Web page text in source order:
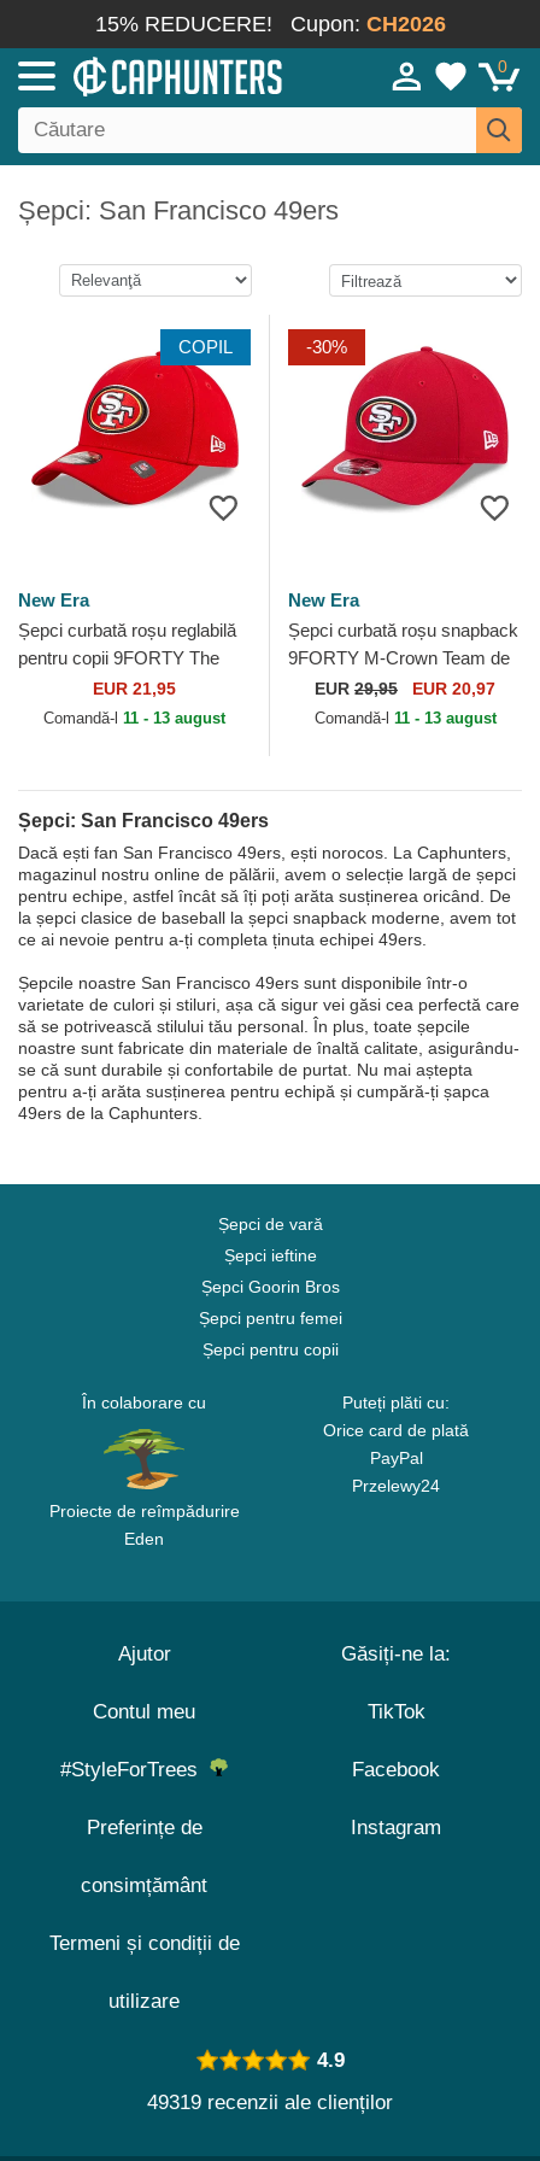
15% REDUCERE! Cupon: CH2026
0
Șepci: San Francisco 49ers
COPIL
New Era
Șepci curbată roșu reglabilă
pentru copii 9FORTY The
League de San Francisco
49ers NFL de New Era
EUR 21,95
Comandă-l 11 - 13 august
-30%
New Era
Șepci curbată roșu snapback
9FORTY M-Crown Team de
San Francisco 49ers NFL de
New Era
EUR 29,95 EUR 20,97
Comandă-l 11 - 13 august
Șepci: San Francisco 49ers
Dacă ești fan San Francisco 49ers, ești norocos. La Caphunters,
magazinul nostru online de pălării, avem o selecție largă de șepci
pentru echipe, astfel încât să îți poți arăta susținerea oricând. De
la șepci clasice de baseball la șepci snapback moderne, avem tot
ce ai nevoie pentru a-ți completa ținuta echipei 49ers.
Șepcile noastre San Francisco 49ers sunt disponibile într-o
varietate de culori și stiluri, așa că sigur vei găsi cea perfectă care
să se potrivească stilului tău personal. În plus, toate șepcile
noastre sunt fabricate din materiale de înaltă calitate, asigurându-
se că sunt durabile și confortabile de purtat. Nu mai aștepta
pentru a-ți arăta susținerea pentru echipă și cumpără-ți șapca
49ers de la Caphunters.
Șepci de vară
Șepci ieftine
Șepci Goorin Bros
Șepci pentru femei
Șepci pentru copii
În colaborare cu
Proiecte de reîmpădurire
Eden
Puteți plăti cu:
Orice card de plată
PayPal
Przelewy24
Ajutor
Contul meu
#StyleForTrees
Preferințe de
consimțământ
Termeni și condiții de
utilizare
Găsiți-ne la:
TikTok
Facebook
Instagram
4.9
49319 recenzii ale clienților